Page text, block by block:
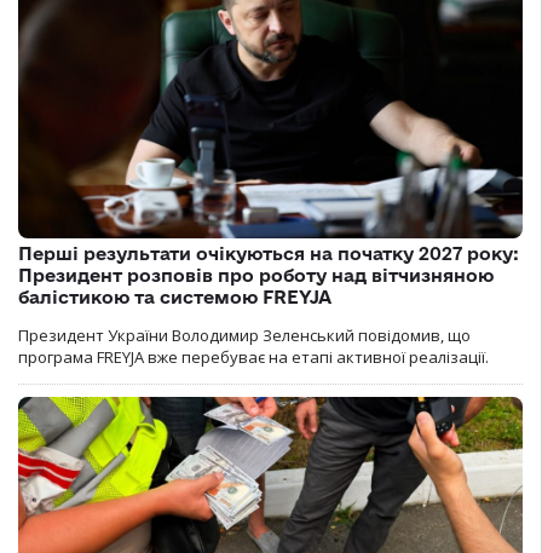
Перші результати очікуються на початку 2027 року:
Президент розповів про роботу над вітчизняною
балістикою та системою FREYJA
Президент України Володимир Зеленський повідомив, що
програма FREYJA вже перебуває на етапі активної реалізації.